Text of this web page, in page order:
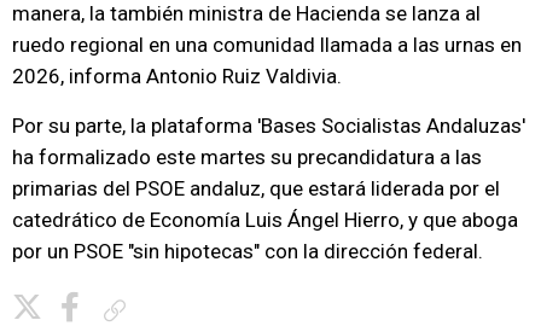
manera, la también ministra de Hacienda se lanza al
ruedo regional en una comunidad llamada a las urnas en
2026, informa Antonio Ruiz Valdivia.
Por su parte, la plataforma 'Bases Socialistas Andaluzas'
ha formalizado este martes su precandidatura a las
primarias del PSOE andaluz, que estará liderada por el
catedrático de Economía Luis Ángel Hierro, y que aboga
por un PSOE "sin hipotecas" con la dirección federal.